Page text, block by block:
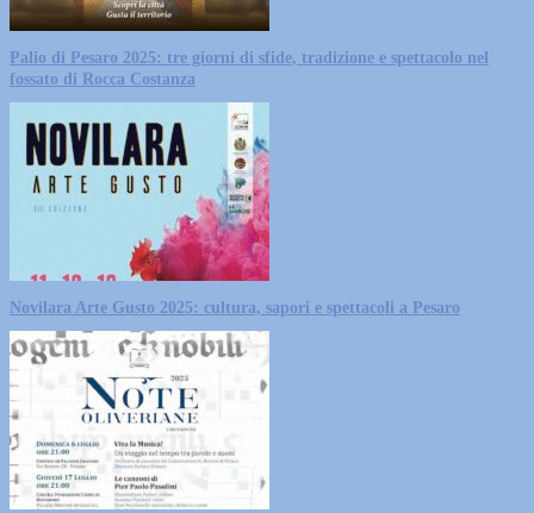
Palio di Pesaro 2025: tre giorni di sfide, tradizione e spettacolo nel
fossato di Rocca Costanza
Novilara Arte Gusto 2025: cultura, sapori e spettacoli a Pesaro